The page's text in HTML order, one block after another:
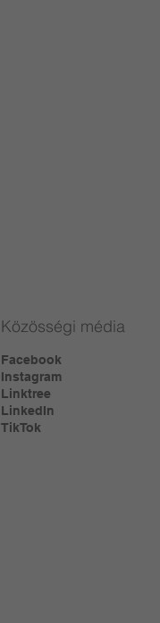
Közösségi média
Facebook
Instagram
Linktree​
LinkedIn
TikTok